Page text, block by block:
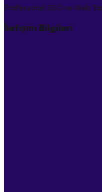
Profesyonel SEO ve Web
İletişim Bilgileri